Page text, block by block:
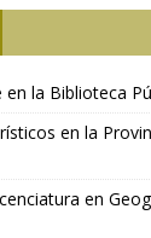
la Biblioteca
en la
en